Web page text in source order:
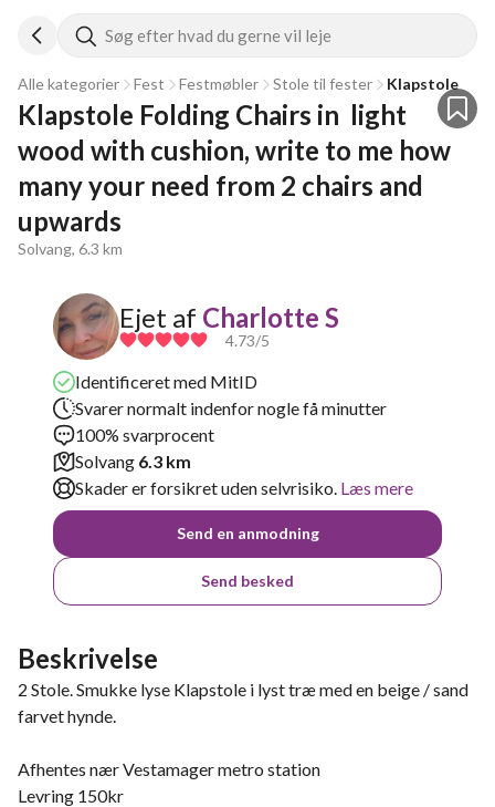
Søg efter hvad du gerne vil leje
Alle kategorier Fest Festmøbler Stole til fester Klapstole
Klapstole Folding Chairs in  light
wood with cushion, write to me how
many your need from 2 chairs and
upwards
Solvang, 6.3 km
Ejet af Charlotte S
4.73/5
Identificeret med MitID
Svarer normalt indenfor nogle få minutter
100% svarprocent
Solvang 6.3 km
Skader er forsikret uden selvrisiko. Læs mere
Send en anmodning
Send besked
Beskrivelse
2 Stole. Smukke lyse Klapstole i lyst træ med en beige / sand
farvet hynde.
Afhentes nær Vestamager metro station
Levring 150kr